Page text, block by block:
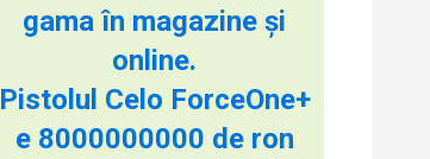
gama în magazine și
online.
Pistolul Celo ForceOne+
e 8000000000 de ron